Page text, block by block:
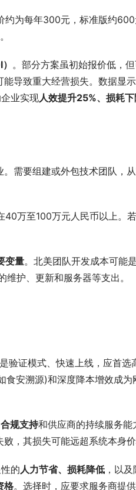
约为每年300元，标准版约
。部分方案虽初始报价低，
导致重大经营损失。数据显
业实现人效提升25%、损耗
需要组建或外包技术团队，从
40万至100万元人民币以上。
变量。北美团队开发成本可能
护、更新和服务器等支出。
验证模式、快速上线，应首选
安溯源)和深度降本增效成为
规支持和供应商的持续服务
，其损失可能远超系统本身价
的 人力节省、损耗降低 ，以
格。选择时，应要求服务商提